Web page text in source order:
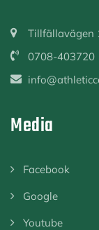
Tillfällavägen
0708-403720
Media
Facebook
Google
Youtube